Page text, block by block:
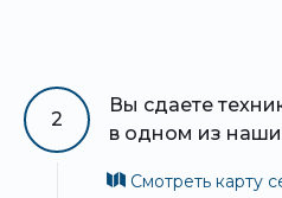
2
Вы сдаете
в одном из
Смотреть карту